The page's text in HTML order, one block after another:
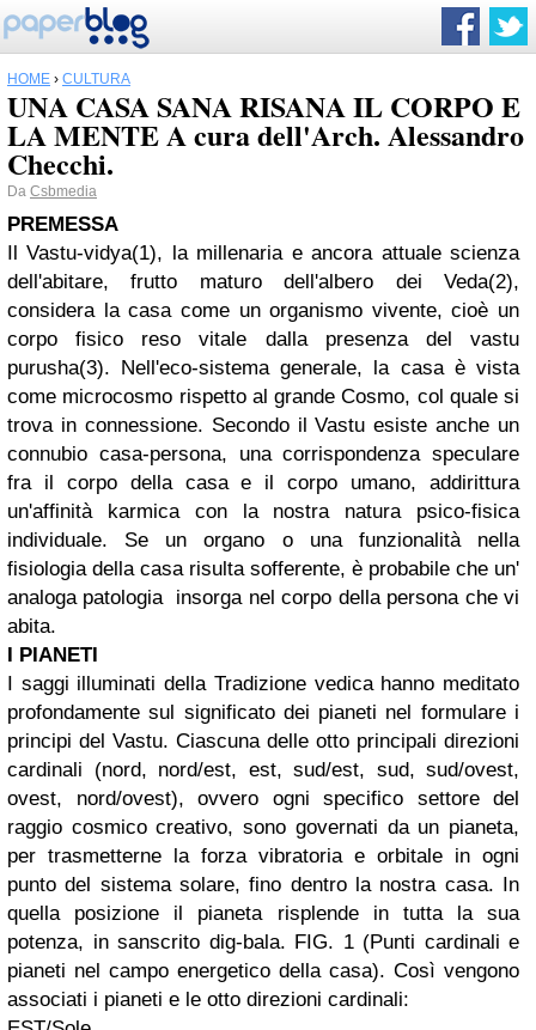
HOME › CULTURA
UNA CASA SANA RISANA IL CORPO E
LA MENTE A cura dell'Arch. Alessandro
Checchi.
Da Csbmedia
PREMESSA
Il Vastu-vidya(1), la millenaria e ancora attuale scienza
dell'abitare, frutto maturo dell'albero dei Veda(2),
considera la casa come un organismo vivente, cioè un
corpo fisico reso vitale dalla presenza del vastu
purusha(3). Nell'eco-sistema generale, la casa è vista
come microcosmo rispetto al grande Cosmo, col quale si
trova in connessione. Secondo il Vastu esiste anche un
connubio casa-persona, una corrispondenza speculare
fra il corpo della casa e il corpo umano, addirittura
un'affinità karmica con la nostra natura psico-fisica
individuale. Se un organo o una funzionalità nella
fisiologia della casa risulta sofferente, è probabile che un'
analoga patologia insorga nel corpo della persona che vi
abita.
I PIANETI
I saggi illuminati della Tradizione vedica hanno meditato
profondamente sul significato dei pianeti nel formulare i
principi del Vastu. Ciascuna delle otto principali direzioni
cardinali (nord, nord/est, est, sud/est, sud, sud/ovest,
ovest, nord/ovest), ovvero ogni specifico settore del
raggio cosmico creativo, sono governati da un pianeta,
per trasmetterne la forza vibratoria e orbitale in ogni
punto del sistema solare, fino dentro la nostra casa. In
quella posizione il pianeta risplende in tutta la sua
potenza, in sanscrito dig-bala. FIG. 1 (Punti cardinali e
pianeti nel campo energetico della casa). Così vengono
associati i pianeti e le otto direzioni cardinali: